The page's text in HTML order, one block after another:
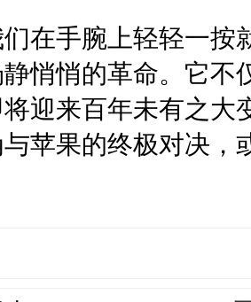
在手腕上轻轻一按
悄悄的革命。它不
迎来百年未有之大
苹果的终极对决，